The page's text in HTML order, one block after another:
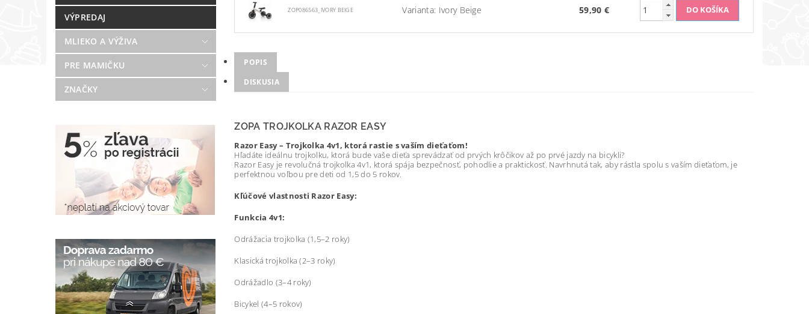
VÝPREDAJ
MLIEKO A VÝŽIVA
PRE MAMIČKU
ZNAČKY
ZOP086563_IVORY BEIGE Varianta: Ivory Beige 59,90 €
POPIS
DISKUSIA
ZOPA TROJKOLKA RAZOR EASY
Razor Easy – Trojkolka 4v1, ktorá rastie s vaším dieťaťom!
Hľadáte ideálnu trojkolku, ktorá bude vaše dieťa sprevádzať od prvých krôčikov až po prvé jazdy na bicykli?
Razor Easy je revolučná trojkolka 4v1, ktorá spája bezpečnosť, pohodlie a praktickosť. Navrhnutá tak, aby rástla spolu s vaším dieťaťom, je
perfektnou voľbou pre deti od 1,5 do 5 rokov.
Kľúčové vlastnosti Razor Easy:
Funkcia 4v1:
Odrážacia trojkolka (1,5–2 roky)
Klasická trojkolka (2–3 roky)
Odrážadlo (3–4 roky)
Bicykel (4–5 rokov)